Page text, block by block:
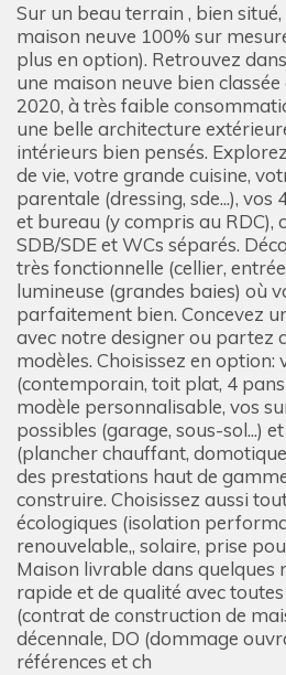
Sur un beau terrain , bien
maison neuve 100% sur
plus en option). Retrouvez
une maison neuve bien
2020, à très faible
une belle architecture
intérieurs bien pensés.
de vie, votre grande cuisine,
parentale (dressing, sde...), vos
et bureau (y compris au RDC),
SDB/SDE et WCs séparés.
très fonctionnelle (cellier,
lumineuse (grandes baies) où
parfaitement bien. Concevez
avec notre designer ou partez
modèles. Choisissez en option:
(contemporain, toit plat, 4
modèle personnalisable, vos
possibles (garage, sous-sol...)
(plancher chauffant,
des prestations haut de
construire. Choisissez aussi
écologiques (isolation
renouvelable,, solaire, prise
Maison livrable dans quelques
rapide et de qualité avec
(contrat de construction de
décennale, DO (dommage
références et ch